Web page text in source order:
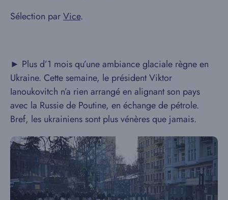
Sélection parVice.
► Plus d’1 mois qu’une ambiance glaciale règne en
Ukraine. Cette semaine, le président Viktor
Ianoukovitch n’a rien arrangé en alignant son pays
avec la Russie de Poutine, en échange de pétrole.
Bref, les ukrainiens sont plus vénères que jamais.